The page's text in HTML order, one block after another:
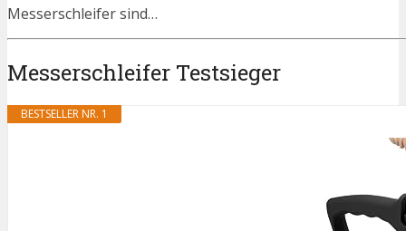
Messerschleifer sind…
Messerschleifer Testsieger
BESTSELLER NR. 1